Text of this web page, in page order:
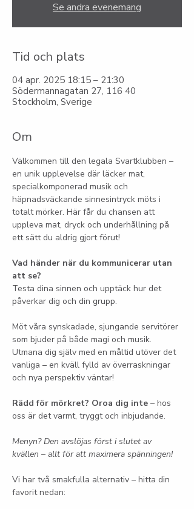
Se andra evenemang
Tid och plats
04 apr. 2025 18:15 – 21:30
Södermannagatan 27, 116 40
Stockholm, Sverige
Om
Välkommen till den legala Svartklubben –
en unik upplevelse där läcker mat,
specialkomponerad musik och
häpnadsväckande sinnesintryck möts i
totalt mörker. Här får du chansen att
uppleva mat, dryck och underhållning på
ett sätt du aldrig gjort förut!
Vad händer när du kommunicerar utan
att se?
Testa dina sinnen och upptäck hur det
påverkar dig och din grupp.
Möt våra synskadade, sjungande servitörer
som bjuder på både magi och musik.
Utmana dig själv med en måltid utöver det
vanliga – en kväll fylld av överraskningar
och nya perspektiv väntar!
Rädd för mörkret? Oroa dig inte – hos
oss är det varmt, tryggt och inbjudande.
Menyn? Den avslöjas först i slutet av
kvällen – allt för att maximera spänningen!
Vi har två smakfulla alternativ – hitta din
favorit nedan: